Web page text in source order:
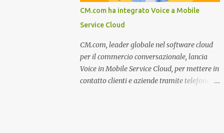
aziende operanti nel settore. E’ possibile
infatti all’interno del sito inserire
gratuitamente i propri dati aziendali,
indirizzi, recapiti, recensione (che verrà
corretta, migliorata e modificata
all’occorrenza da redattori specializzati),
immagini dei prodotti e fino a un massimo
CM.com ha integrato Voice a Mobile
Service Cloud
CM.com, leader globale nel software cloud
per il commercio conversazionale, lancia
Voice in Mobile Service Cloud, per mettere in
contatto clienti e aziende tramite telefono e